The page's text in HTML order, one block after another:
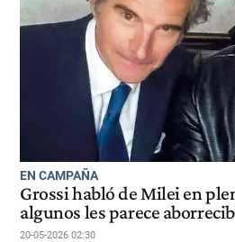
EN CAMPAÑA
Grossi habló de Milei en
algunos les parece
20-05-2026 02:30